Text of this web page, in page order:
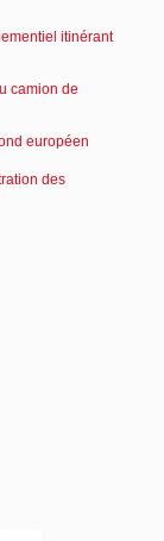
itinérant
camion de
européen
des